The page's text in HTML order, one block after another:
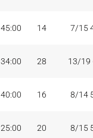
45:00 14 7/15
34:00 28 13/19
40:00 16 8/14
25:00 20 8/15